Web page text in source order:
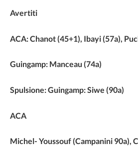
Avertiti
ACA: Chanot (45+1), Ibayi (57a),
Guingamp: Manceau (74a)
Spulsione: Guingamp: Siwe (90a)
ACA
Michel- Youssouf (Campanini 90a),